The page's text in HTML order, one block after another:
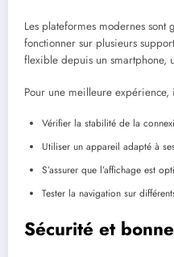
Les plateformes modernes sont
fonctionner sur plusieurs
flexible depuis un smartphone,
Pour une meilleure expérience,
Vérifier la stabilité de la
Utiliser un appareil adapté à
S’assurer que l’affichage est
Tester la navigation sur
Sécurité et